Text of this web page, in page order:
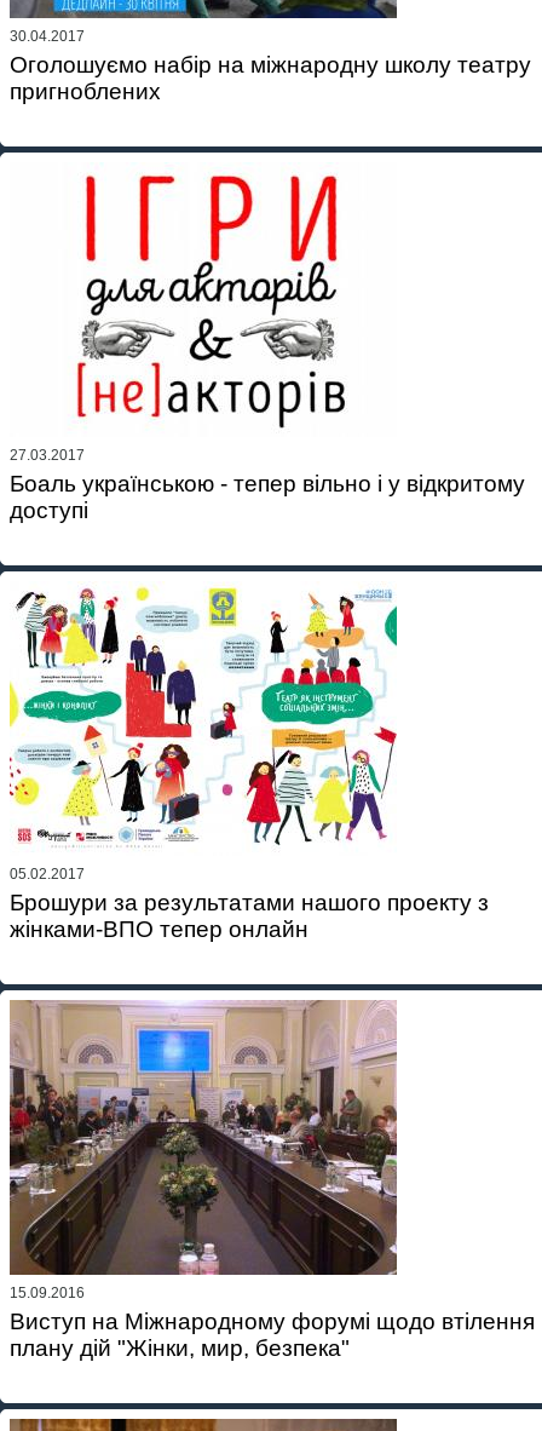
30.04.2017
Оголошуємо набір на міжнародну школу театру
пригноблених
27.03.2017
Боаль українською - тепер вільно і у відкритому
доступі
05.02.2017
Брошури за результатами нашого проекту з
жінками-ВПО тепер онлайн
15.09.2016
Виступ на Міжнародному форумі щодо втілення
плану дій "Жінки, мир, безпека"